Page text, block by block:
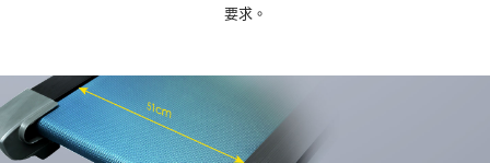
要求。